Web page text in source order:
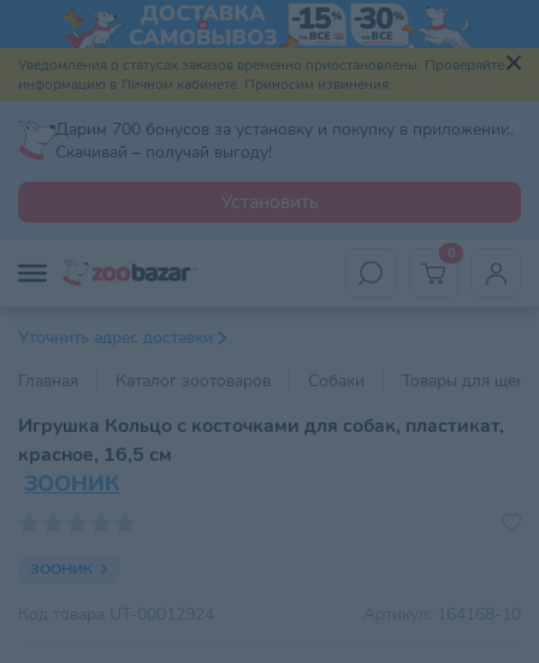
Уведомления о статусах заказов временно приостановлены. Проверяйте
информацию в Личном кабинете. Приносим извинения.
Дарим 700 бонусов за установку и покупку в приложении.
Скачивай – получай выгоду!
Установить
0
Уточнить адрес доставки
Главная
Каталог зоотоваров Собаки Товары для
Игрушка Кольцо с косточками для собак, пластикат,
красное, 16,5 см
ЗООНИК
ЗООНИК